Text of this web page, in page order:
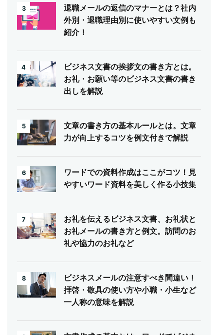
3
退職メールの返信のマナーとは？社内
外別・退職理由別に使いやすい文例も
紹介！
4
ビジネス文書の挨拶文の書き方とは。
お礼・お願い等のビジネス文書の書き
出しを解説
5
文章の書き方の基本ルールとは。文章
力が向上するコツを例文付きで解説
6
ワードでの資料作成はここがコツ！見
やすいワード資料を美しく作る小技集
7
お礼を伝えるビジネス文書、お礼状と
お礼メールの書き方と例文。訪問のお
礼や協力のお礼など
8
ビジネスメールの注意すべき間違い！
拝啓・敬具の使い方や小職・小生など
一人称の意味を解説